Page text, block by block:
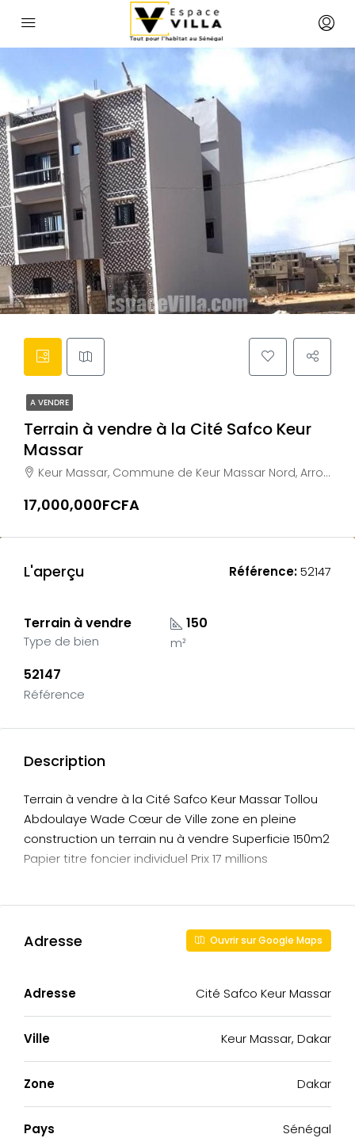
A VENDRE
Terrain à vendre à la Cité Safco Keur
Massar
Keur Massar, Commune de Keur Massar Nord, Arrondissement de Malika, Département de Keur Massar, Région de Dakar, 17000, Sénégal
17,000,000FCFA
L'aperçu Référence:52147
Terrain à vendre
Type de bien
150
m²
52147
Référence
Description
Terrain à vendre à la Cité Safco Keur Massar Tollou
Abdoulaye Wade Cœur de Ville zone en pleine
construction un terrain nu à vendre Superficie 150m2
Papier titre foncier individuel Prix 17 millions
Adresse Ouvrir sur Google Maps
Adresse Cité Safco Keur Massar
Ville Keur Massar, Dakar
Zone Dakar
Pays Sénégal